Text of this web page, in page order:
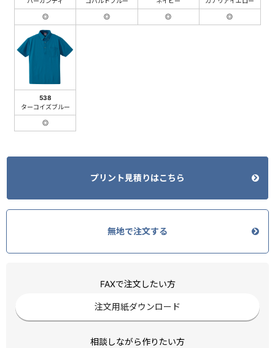
◎ ◎ ◎ ◎
538
ターコイズブルー
◎
プリント見積りはこちら
無地で注文する
FAXで注文したい方
注文用紙ダウンロード
相談しながら作りたい方